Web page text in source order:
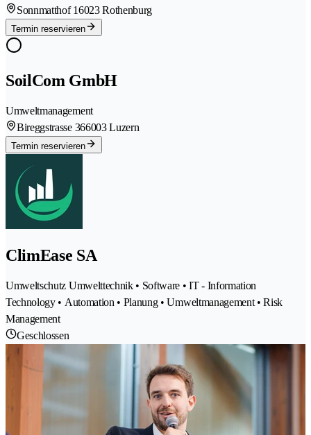
Sonnmatthof 16023 Rothenburg
Termin reservieren
SoilCom GmbH
Umweltmanagement
Bireggstrasse 366003 Luzern
Termin reservieren
ClimEase SA
Umweltschutz Umwelttechnik • Software • IT - Information
Technology • Automation • Planung • Umweltmanagement • Risk
Management
Geschlossen